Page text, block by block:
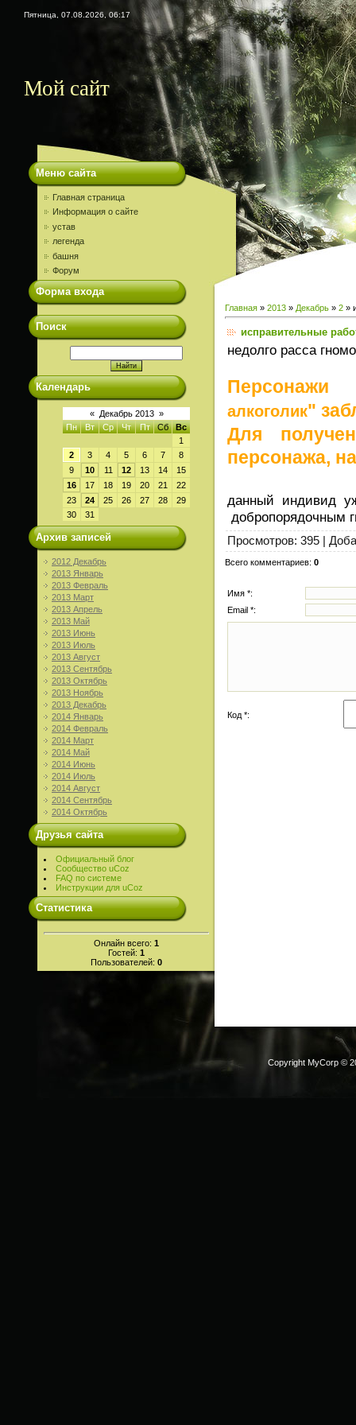
Пятница, 07.08.2026, 06:17
Мой сайт
Меню сайта
Главная страница
Информация о сайте
устав
легенда
башня
Форум
Форма входа
Поиск
Календарь
« Декабрь 2013 »
Пн
Вт Ср Чт Пт Сб
Вс
1
2
3 4 5 6 7
8
9
10 11 12 13 14
15
16
17 18 19 20 21
22
23
24 25 26 27 28
29
30
31
Архив записей
2012 Декабрь
2013 Январь
2013 Февраль
2013 Март
2013 Апрель
2013 Май
2013 Июнь
2013 Июль
2013 Август
2013 Сентябрь
2013 Октябрь
2013 Ноябрь
2013 Декабрь
2014 Январь
2014 Февраль
2014 Март
2014 Май
2014 Июнь
2014 Июль
2014 Август
2014 Сентябрь
2014 Октябрь
Друзья сайта
Официальный блог
Сообщество uCoz
FAQ по системе
Инструкции для uCoz
Статистика
Онлайн всего: 1
Гостей: 1
Пользователей: 0
Главная » 2013 » Декабрь » 2 »
исправительные
недолго расса
алкоголик"
Для
персонажа,
данный индивид
добропорядочным
Просмотров: 395 |
Всего комментариев: 0
Имя *:
Email *:
Код *:
Copyright MyCorp ©